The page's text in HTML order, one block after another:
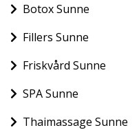
Botox Sunne
Fillers Sunne
Friskvård Sunne
SPA Sunne
Thaimassage Sunne